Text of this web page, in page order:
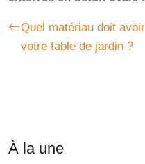
Quel matériau doit avoir
votre table de jardin ?
À la une